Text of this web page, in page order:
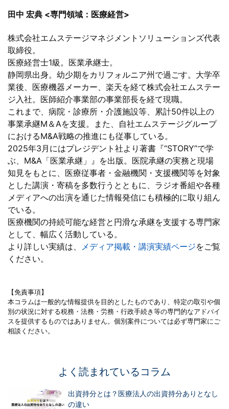
田中 宏典 <専門領域：医療経営>
株式会社エムステージマネジメントソリューションズ代表
取締役。
医療経営士1級。医業承継士。
静岡県出身。幼少期をカリフォルニア州で過ごす。大学卒
業後、医療機器メーカー、楽天を経て株式会社エムステー
ジ入社。医師紹介事業部の事業部長を経て現職。
これまで、病院・診療所・介護施設等、累計50件以上の
事業承継M＆Aを支援。また、自社エムステージグループ
におけるM&A戦略の推進にも従事している。
2025年3月にはプレジデント社より著書『“STORY”で学
ぶ、M&A「医業承継」』を出版。医院承継の実務と現場
知見をもとに、医療従事者・金融機関・支援機関等を対象
とした講演・寄稿を多数行うとともに、ラジオ番組や各種
メディアへの出演を通じた情報発信にも積極的に取り組ん
でいる。
医療機関の持続可能な経営と円滑な承継を支援する専門家
として、幅広く活動している。
より詳しい実績は、 メディア掲載・講演実績ページをご覧
ください。
【免責事項】
本コラムは一般的な情報提供を目的としたものであり、特定の取引や個
別の状況に対する税務・法務・労務・行政手続き等の専門的なアドバイ
スを提供するものではありません。個別案件については必ず専門家にご
相談ください。
よく読まれているコラム
出資持分とは？医療法人の出資持分ありとなし
の違い